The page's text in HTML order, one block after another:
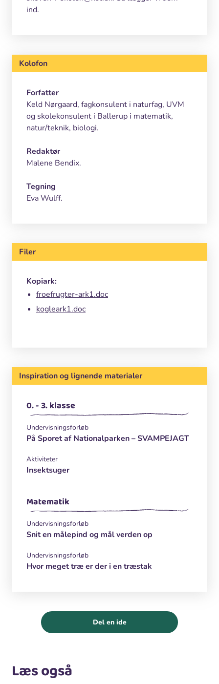
ind.
Kolofon
Forfatter
Keld Nørgaard, fagkonsulent i naturfag, UVM
og skolekonsulent i Ballerup i matematik,
natur/teknik, biologi.
Redaktør
Malene Bendix.
Tegning
Eva Wulff.
Filer
Kopiark:
froefrugter-ark1.doc
kogleark1.doc
Inspiration og lignende materialer
0. - 3. klasse
Undervisningsforløb
På Sporet af Nationalparken – SVAMPEJAGT
Aktiviteter
Insektsuger
Matematik
Undervisningsforløb
Snit en målepind og mål verden op
Undervisningsforløb
Hvor meget træ er der i en træstak
Del en ide
Læs også